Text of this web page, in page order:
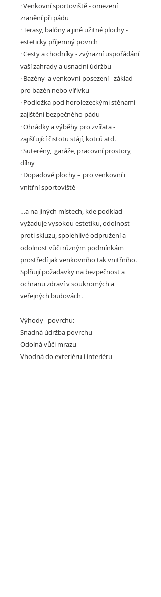
·Venkovní sportoviště- omezení
zranění při pádu
·Terasy, balóny a jiné užitné plochy-
esteticky příjemný povrch
·Cesty a chodníky- zvýrazní uspořádání
vaší zahrady a usnadní údržbu
· Bazény a venkovní posezení -základ
pro bazén nebo vířivku
· Podložka pod horolezeckými stěnami-
zajištění bezpečného pádu
·Ohrádky a výběhy pro zvířata-
zajišťující čistotu stájí, kotců atd.
·Suterény, garáže, pracovní prostory,
dílny
· Dopadové plochy – pro venkovní i
vnitřní sportoviště
…a na jiných místech, kde podklad
vyžaduje vysokou estetiku, odolnost
proti skluzu, spolehlivé odpružení a
odolnost vůči různým podmínkám
prostředí jak venkovního tak vnitřního.
Splňují požadavky na bezpečnost a
ochranu zdraví v soukromých a
veřejných budovách.
Výhody povrchu:
Snadná údržba povrchu
Odolná vůči mrazu
Vhodná do exteriéru i interiéru